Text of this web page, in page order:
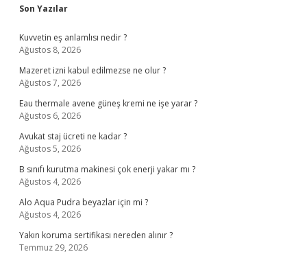
Sidebar
Son Yazılar
Kuvvetin eş anlamlısı nedir ?
Ağustos 8, 2026
Mazeret izni kabul edilmezse ne olur ?
Ağustos 7, 2026
Eau thermale avene güneş kremi ne işe yarar ?
Ağustos 6, 2026
Avukat staj ücreti ne kadar ?
Ağustos 5, 2026
B sınıfı kurutma makinesi çok enerji yakar mı ?
Ağustos 4, 2026
Alo Aqua Pudra beyazlar için mi ?
Ağustos 4, 2026
Yakın koruma sertifikası nereden alınır ?
Temmuz 29, 2026